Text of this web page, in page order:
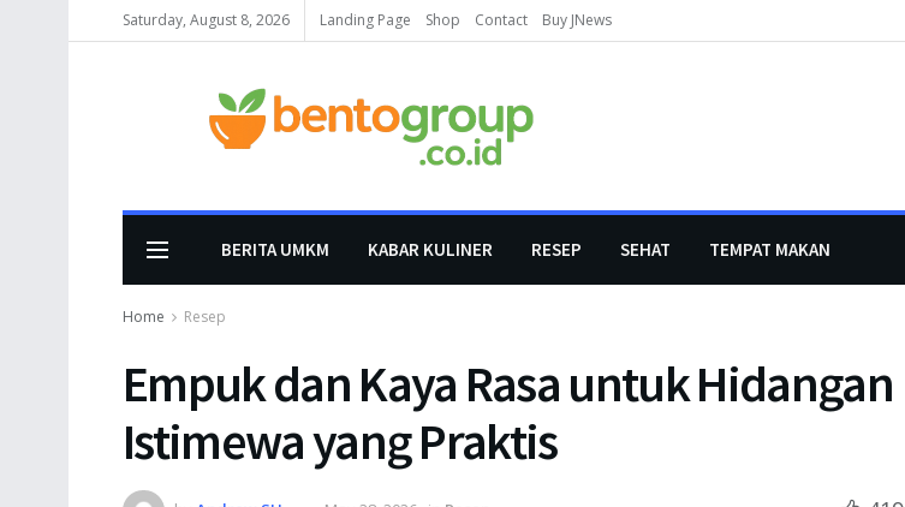
Saturday, August 8, 2026 Landing Page Shop Contact Buy JNews
BERITA UMKM KABAR KULINER RESEP SEHAT TEMPAT MAKAN
Home Resep
Empuk dan Kaya Rasa untuk Hidangan
Istimewa yang Praktis